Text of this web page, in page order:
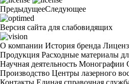
ПредыдущееСледующее
Версия сайта для слабовидящих
О компании История бренда
Продукция Расходные материалы
Научная деятельность Монографии
Производство Центры лазерного
Контакты Единая справочная